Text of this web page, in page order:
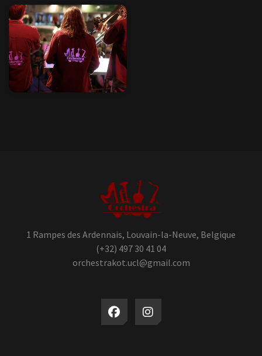
1 Rampes des Ardennais, Louvain-la-Neuve, Belgique
(+32) 497 30 41 04
orchestrakot.ucl@gmail.com